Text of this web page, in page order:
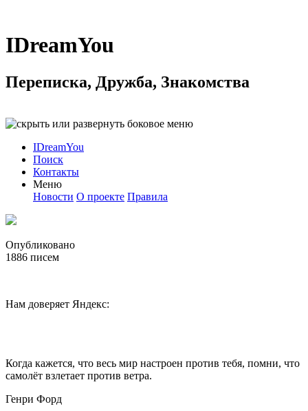
IDreamYou
Переписка, Дружба, Знакомства
IDreamYou
Поиск
Контакты
Меню
Новости О проекте Правила
Опубликовано
1886 писем
Нам доверяет Яндекс:
Когда кажется, что весь мир настроен против тебя, помни, что
самолёт взлетает против ветра.
Генри Форд